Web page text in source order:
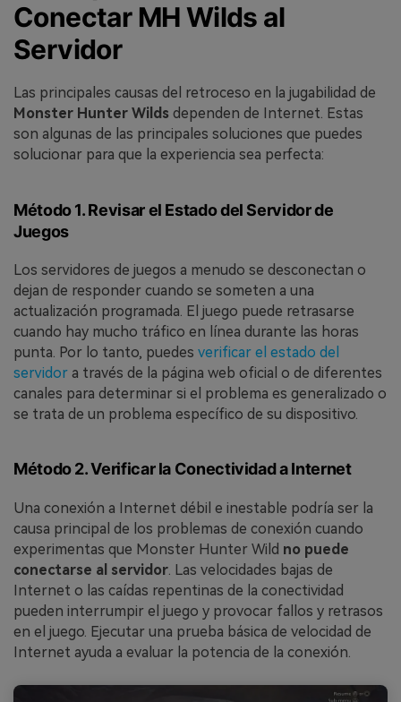
Conectar MH Wilds al
Servidor
Las principales causas del retroceso en la jugabilidad de
Monster Hunter Wilds dependen de Internet. Estas
son algunas de las principales soluciones que puedes
solucionar para que la experiencia sea perfecta:
Método 1. Revisar el Estado del Servidor de
Juegos
Los servidores de juegos a menudo se desconectan o
dejan de responder cuando se someten a una
actualización programada. El juego puede retrasarse
cuando hay mucho tráfico en línea durante las horas
punta. Por lo tanto, puedes verificar el estado del
servidor a través de la página web oficial o de diferentes
canales para determinar si el problema es generalizado o
se trata de un problema específico de su dispositivo.
Método 2. Verificar la Conectividad a Internet
Una conexión a Internet débil e inestable podría ser la
causa principal de los problemas de conexión cuando
experimentas que Monster Hunter Wild no puede
conectarse al servidor . Las velocidades bajas de
Internet o las caídas repentinas de la conectividad
pueden interrumpir el juego y provocar fallos y retrasos
en el juego. Ejecutar una prueba básica de velocidad de
Internet ayuda a evaluar la potencia de la conexión.